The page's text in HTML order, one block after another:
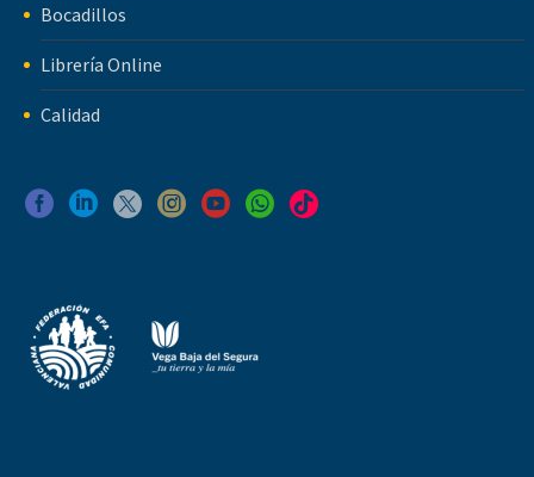
Bocadillos
Librería Online
Calidad